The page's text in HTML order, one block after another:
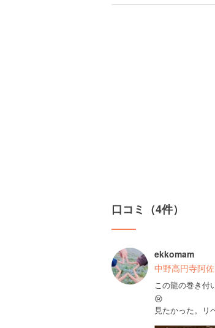
口コミ（4件）
ekkomam
中野高円寺阿
この龍の巻き付
😢
見たかった。リ